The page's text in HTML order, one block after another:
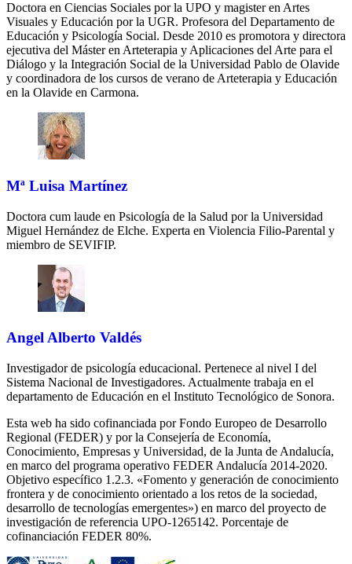
Doctora en Ciencias Sociales por la UPO y magister en Artes
Visuales y Educación por la UGR. Profesora del Departamento de
Educación y Psicología Social. Desde 2010 es promotora y directora
ejecutiva del Máster en Arteterapia y Aplicaciones del Arte para el
Diálogo y la Integración Social de la Universidad Pablo de Olavide
y coordinadora de los cursos de verano de Arteterapia y Educación
en la Olavide en Carmona.
Mª Luisa Martínez
Doctora cum laude en Psicología de la Salud por la Universidad
Miguel Hernández de Elche. Experta en Violencia Filio-Parental y
miembro de SEVIFIP.
Angel Alberto Valdés
Investigador de psicología educacional. Pertenece al nivel I del
Sistema Nacional de Investigadores. Actualmente trabaja en el
departamento de Educación en el Instituto Tecnológico de Sonora.
Esta web ha sido cofinanciada por Fondo Europeo de Desarrollo
Regional (FEDER) y por la Consejería de Economía,
Conocimiento, Empresas y Universidad, de la Junta de Andalucía,
en marco del programa operativo FEDER Andalucía 2014-2020.
Objetivo específico 1.2.3. «Fomento y generación de conocimiento
frontera y de conocimiento orientado a los retos de la sociedad,
desarrollo de tecnologías emergentes») en marco del proyecto de
investigación de referencia UPO‐1265142. Porcentaje de
cofinanciación FEDER 80%.